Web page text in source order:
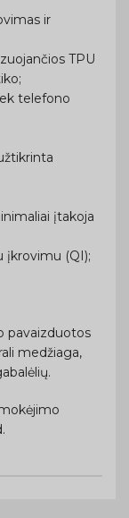
ir
TPU
telefono
įtakoja
įkrovimu (QI);
pavaizduotos
medžiaga,